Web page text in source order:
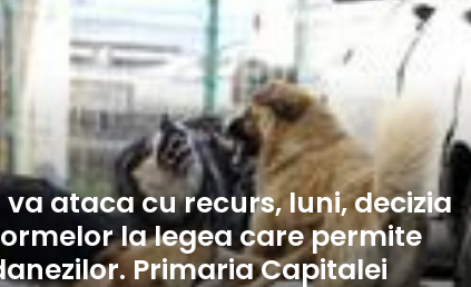
ataca cu recurs, luni, decizia
la legea care permite
Primaria Capitalei